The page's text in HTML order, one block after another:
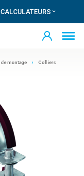
CALCULATEURS
montage Colliers